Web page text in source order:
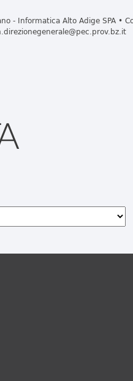
- Informatica Alto Adige SPA •